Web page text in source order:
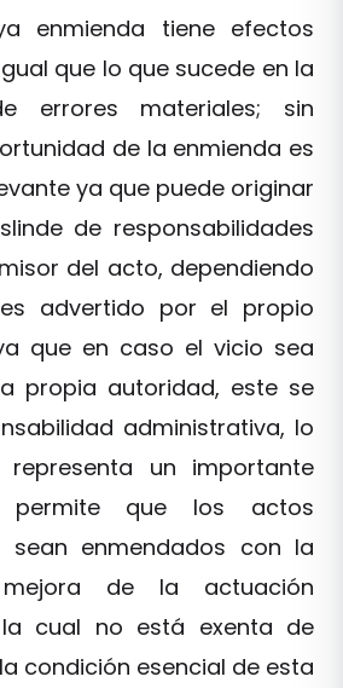
enmienda tiene efectos
que lo que sucede en la
errores materiales; sin
de la enmienda es
ya que puede originar
de responsabilidades
del acto, dependiendo
advertido por el propio
que en caso el vicio sea
propia autoridad, este se
administrativa, lo
representa un importante
permite que los actos
sean enmendados con la
de la actuación
cual no está exenta de
condición esencial de esta